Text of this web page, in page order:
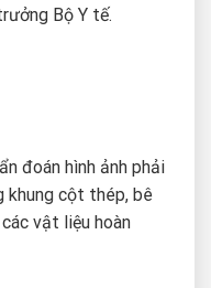
Bộ Y tế.
đoán hình ảnh phải
khung cột thép, bê
vật liệu hoàn